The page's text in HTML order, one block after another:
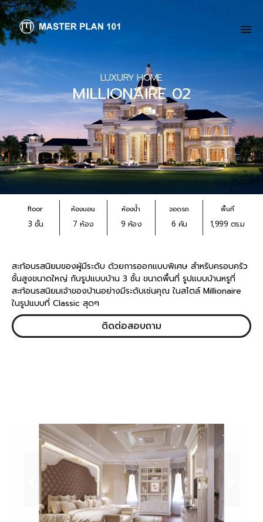
LUXURY HOME
MILLIONAIRE 02
floor
3 ชั้น
ห้องนอน
7 ห้อง
ห้องน้ำ
9 ห้อง
จอดรถ
6 คัน
พื้นที่
1,999 ตร.ม
สะท้อนรสนิยมของผู้มีระดับ ด้วยการออกแบบพิเศษ สำหรับครอบครัว
ชั้นสูงขนาดใหญ่ กับรูปแบบบ้าน 3 ชั้น ขนาดพื้นที่ รูปแบบบ้านหรูที่
สะท้อนรสนิยมเจ้าของบ้านอย่างมีระดับเช่นคุณ ในสไตล์ Millionaire
ในรูปแบบที่ Classic สุดๆ
ติดต่อสอบถาม